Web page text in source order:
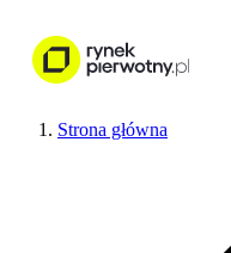
Strona główna